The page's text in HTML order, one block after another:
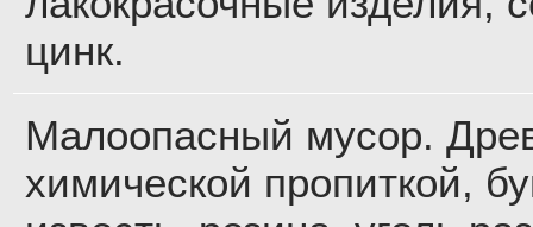
цинк.
Малоопасный мусор.
химической пропиткой,